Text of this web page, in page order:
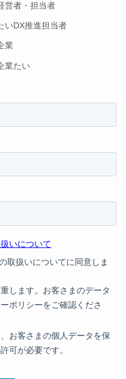
営者・担当者
いDX推進担当者
業
業たい